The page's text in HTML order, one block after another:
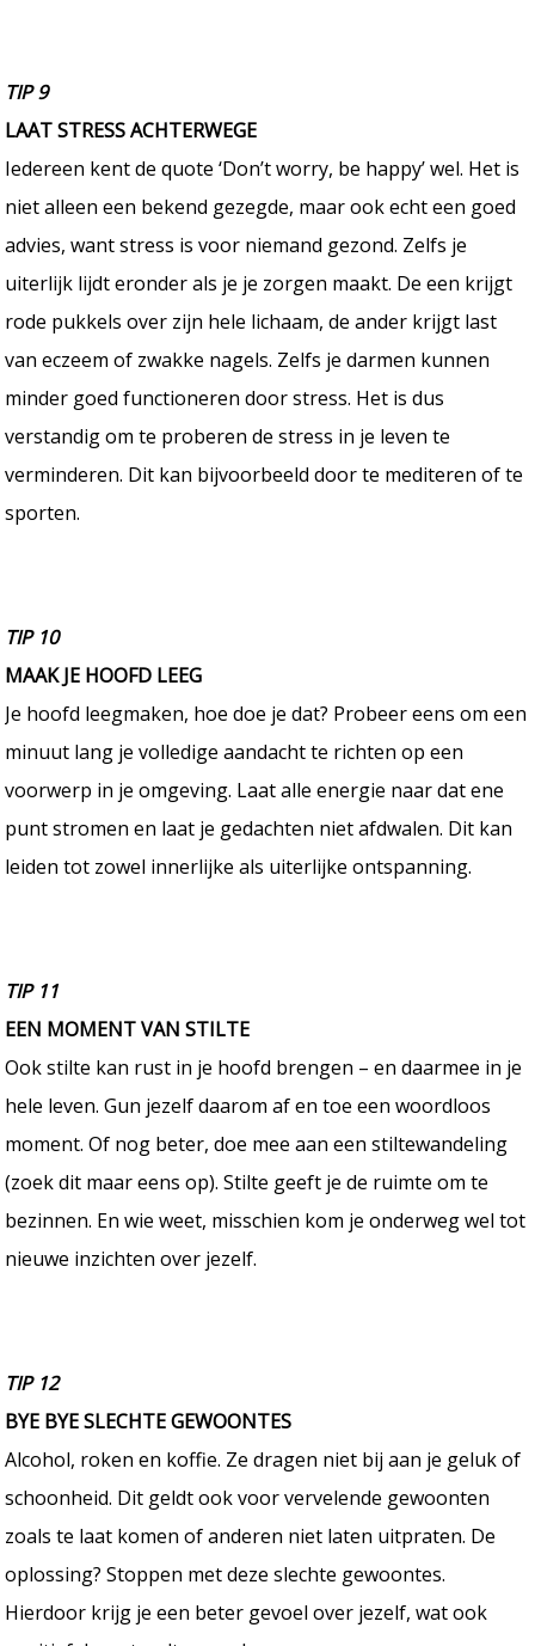
TIP 9
LAAT STRESS ACHTERWEGE
Iedereen kent de quote ‘Don’t worry, be happy’ wel. Het is
niet alleen een bekend gezegde, maar ook echt een goed
advies, want stress is voor niemand gezond. Zelfs je
uiterlijk lijdt eronder als je je zorgen maakt. De een krijgt
rode pukkels over zijn hele lichaam, de ander krijgt last
van eczeem of zwakke nagels. Zelfs je darmen kunnen
minder goed functioneren door stress. Het is dus
verstandig om te proberen de stress in je leven te
verminderen. Dit kan bijvoorbeeld door te mediteren of te
sporten.
TIP 10
MAAK JE HOOFD LEEG
Je hoofd leegmaken, hoe doe je dat? Probeer eens om een
minuut lang je volledige aandacht te richten op een
voorwerp in je omgeving. Laat alle energie naar dat ene
punt stromen en laat je gedachten niet afdwalen. Dit kan
leiden tot zowel innerlijke als uiterlijke ontspanning.
TIP 11
EEN MOMENT VAN STILTE
Ook stilte kan rust in je hoofd brengen – en daarmee in je
hele leven. Gun jezelf daarom af en toe een woordloos
moment. Of nog beter, doe mee aan een stiltewandeling
(zoek dit maar eens op). Stilte geeft je de ruimte om te
bezinnen. En wie weet, misschien kom je onderweg wel tot
nieuwe inzichten over jezelf.
TIP 12
BYE BYE SLECHTE GEWOONTES
Alcohol, roken en koffie. Ze dragen niet bij aan je geluk of
schoonheid. Dit geldt ook voor vervelende gewoonten
zoals te laat komen of anderen niet laten uitpraten. De
oplossing? Stoppen met deze slechte gewoontes.
Hierdoor krijg je een beter gevoel over jezelf, wat ook